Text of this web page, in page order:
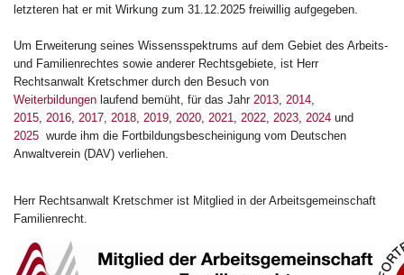
letzteren hat er mit Wirkung zum 31.12.2025 freiwillig aufgegeben.
Um Erweiterung seines Wissensspektrums auf dem Gebiet des Arbeits-
und Familienrechtes sowie anderer Rechtsgebiete, ist Herr
Rechtsanwalt Kretschmer durch den Besuch von
Weiterbildungen laufend bemüht, für das Jahr 2013, 2014,
2015, 2016, 2017, 2018, 2019, 2020, 2021, 2022, 2023, 2024 und
2025 wurde ihm die Fortbildungsbescheinigung vom Deutschen
Anwaltverein (DAV) verliehen.
Herr Rechtsanwalt Kretschmer ist Mitglied in der Arbeitsgemeinschaft
Familienrecht.